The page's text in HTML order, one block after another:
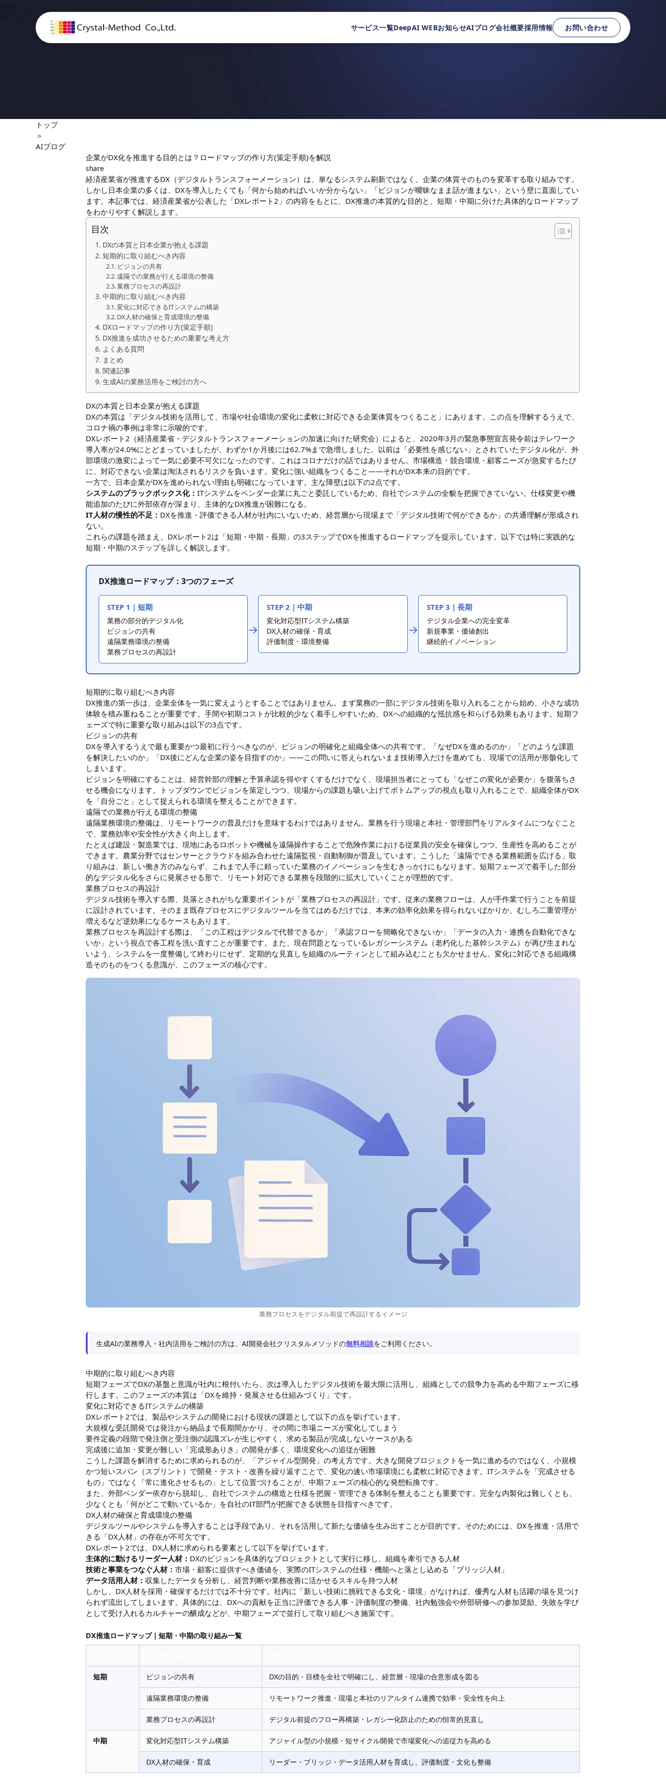
サービス一覧DeepAI WEBお知らせAIブログ会社概要採用情報 お問い合わせ
blog
AIブログ
トップ
＞
AIブログ
企業がDX化を推進する目的とは？ロードマップの作り方(策定手順)を解説
share
経済産業省が推進するDX（デジタルトランスフォーメーション）は、単なるシステム刷新ではなく、企業の体質そのものを変革する取り組みです。
しかし日本企業の多くは、DXを導入したくても「何から始めればいいか分からない」「ビジョンが曖昧なまま話が進まない」という壁に直面してい
ます。本記事では、経済産業省が公表した「DXレポート2」の内容をもとに、DX推進の本質的な目的と、短期・中期に分けた具体的なロードマップ
をわかりやすく解説します。
目次
DXの本質と日本企業が抱える課題
短期的に取り組むべき内容
ビジョンの共有
遠隔での業務が行える環境の整備
業務プロセスの再設計
中期的に取り組むべき内容
変化に対応できるITシステムの構築
DX人材の確保と育成環境の整備
DXロードマップの作り方(策定手順)
DX推進を成功させるための重要な考え方
よくある質問
まとめ
関連記事
生成AIの業務活用をご検討の方へ
DXの本質と日本企業が抱える課題
DXの本質は「デジタル技術を活用して、市場や社会環境の変化に柔軟に対応できる企業体質をつくること」にあります。この点を理解するうえで、
コロナ禍の事例は非常に示唆的です。
DXレポート2（経済産業省・デジタルトランスフォーメーションの加速に向けた研究会） によると、2020年3月の緊急事態宣言発令前はテレワーク
導入率が24.0%にとどまっていましたが、わずか1か月後には62.7%まで急増しました。以前は「必要性を感じない」とされていたデジタル化が、外
部環境の激変によって一気に必要不可欠になったのです。これはコロナだけの話ではありません。市場構造・競合環境・顧客ニーズが急変するたび
に、対応できない企業は淘汰されるリスクを負います。変化に強い組織をつくること——それがDX本来の目的です。
一方で、日本企業がDXを進められない理由も明確になっています。主な障壁は以下の2点です。
システムのブラックボックス化：ITシステムをベンダー企業に丸ごと委託しているため、自社でシステムの全貌を把握できていない。仕様変更や機
能追加のたびに外部依存が深まり、主体的なDX推進が困難になる。
IT人材の慢性的不足： DXを推進・評価できる人材が社内にいないため、経営層から現場まで「デジタル技術で何ができるか」の共通理解が形成され
ない。
これらの課題を踏まえ、DXレポート2は「短期・中期・長期」の3ステップでDXを推進するロードマップを提示しています。以下では特に実践的な
短期・中期のステップを詳しく解説します。
DX推進ロードマップ：3つのフェーズ
STEP 1｜短期
業務の部分的デジタル化
ビジョンの共有
遠隔業務環境の整備
業務プロセスの再設計
→
STEP 2｜中期
変化対応型ITシステム構築
DX人材の確保・育成
評価制度・環境整備
→
STEP 3｜長期
デジタル企業への完全変革
新規事業・価値創出
継続的イノベーション
短期的に取り組むべき内容
DX推進の第一歩は、企業全体を一気に変えようとすることではありません。まず業務の一部にデジタル技術を取り入れることから始め、小さな成功
体験を積み重ねることが重要です。手間や初期コストが比較的少なく着手しやすいため、DXへの組織的な抵抗感を和らげる効果もあります。短期フ
ェーズで特に重要な取り組みは以下の3点です。
ビジョンの共有
DXを導入するうえで最も重要かつ最初に行うべきなのが、ビジョンの明確化と組織全体への共有です。「なぜDXを進めるのか」「どのような課題
を解決したいのか」「DX後にどんな企業の姿を目指すのか」——この問いに答えられないまま技術導入だけを進めても、現場での活用が形骸化して
しまいます。
ビジョンを明確にすることは、経営幹部の理解と予算承認を得やすくするだけでなく、現場担当者にとっても「なぜこの変化が必要か」を腹落ちさ
せる機会になります。トップダウンでビジョンを策定しつつ、現場からの課題も吸い上げてボトムアップの視点も取り入れることで、組織全体がDX
を「自分ごと」として捉えられる環境を整えることができます。
遠隔での業務が行える環境の整備
遠隔業務環境の整備は、リモートワークの普及だけを意味するわけではありません。業務を行う現場と本社・管理部門をリアルタイムにつなぐこと
で、業務効率や安全性が大きく向上します。
たとえば建設・製造業では、現地にあるロボットや機械を遠隔操作することで危険作業における従業員の安全を確保しつつ、生産性を高めることが
できます。農業分野ではセンサーとクラウドを組み合わせた遠隔監視・自動制御が普及しています。こうした「遠隔でできる業務範囲を広げる」取
り組みは、新しい働き方のみならず、これまで人手に頼っていた業務のイノベーションを生むきっかけにもなります。短期フェーズで着手した部分
的なデジタル化をさらに発展させる形で、リモート対応できる業務を段階的に拡大していくことが理想的です。
業務プロセスの再設計
デジタル技術を導入する際、見落とされがちな重要ポイントが「業務プロセスの再設計」です。従来の業務フローは、人が手作業で行うことを前提
に設計されています。そのまま既存プロセスにデジタルツールを当てはめるだけでは、本来の効率化効果を得られないばかりか、むしろ二重管理が
増えるなど逆効果になるケースもあります。
業務プロセスを再設計する際は、「この工程はデジタルで代替できるか」「承認フローを簡略化できないか」「データの入力・連携を自動化できな
いか」という視点で各工程を洗い直すことが重要です。また、現在問題となっているレガシーシステム（老朽化した基幹システム）が再び生まれな
いよう、システムを一度整備して終わりにせず、定期的な見直しを組織のルーティンとして組み込むことも欠かせません。変化に対応できる組織構
造そのものをつくる意識が、このフェーズの核心です。
業務プロセスをデジタル前提で再設計するイメージ
生成AIの業務導入・社内活用をご検討の方は、AI開発会社クリスタルメソッドの無料相談をご利用ください。
中期的に取り組むべき内容
短期フェーズでDXの基盤と意識が社内に根付いたら、次は導入したデジタル技術を最大限に活用し、組織としての競争力を高める中期フェーズに移
行します。このフェーズの本質は「DXを維持・発展させる仕組みづくり」です。
変化に対応できるITシステムの構築
DXレポート2では、製品やシステムの開発における現状の課題として以下の点を挙げています。
大規模な受託開発では発注から納品まで長期間かかり、その間に市場ニーズが変化してしまう
要件定義の段階で発注側と受注側の認識ズレが生じやすく、求める製品が完成しないケースがある
完成後に追加・変更が難しい「完成形ありき」の開発が多く、環境変化への追従が困難
こうした課題を解消するために求められるのが、「アジャイル型開発」の考え方です。大きな開発プロジェクトを一気に進めるのではなく、小規模
かつ短いスパン（スプリント）で開発・テスト・改善を繰り返すことで、変化の速い市場環境にも柔軟に対応できます。ITシステムを「完成させる
もの」ではなく「常に進化させるもの」として位置づけることが、中期フェーズの核心的な発想転換です。
また、外部ベンダー依存から脱却し、自社でシステムの構造と仕様を把握・管理できる体制を整えることも重要です。完全な内製化は難しくとも、
少なくとも「何がどこで動いているか」を自社のIT部門が把握できる状態を目指すべきです。
DX人材の確保と育成環境の整備
デジタルツールやシステムを導入することは手段であり、それを活用して新たな価値を生み出すことが目的です。そのためには、DXを推進・活用で
きる「DX人材」の存在が不可欠です。
DXレポート2では、DX人材に求められる要素として以下を挙げています。
主体的に動けるリーダー人材： DXのビジョンを具体的なプロジェクトとして実行に移し、組織を牽引できる人材
技術と事業をつなぐ人材：市場・顧客に提供すべき価値を、実際のITシステムの仕様・機能へと落とし込める「ブリッジ人材」
データ活用人材： 収集したデータを分析し、経営判断や業務改善に活かせるスキルを持つ人材
しかし、DX人材を採用・確保するだけでは不十分です。社内に「新しい技術に挑戦できる文化・環境」がなければ、優秀な人材も活躍の場を見つけ
られず流出してしまいます。具体的には、DXへの貢献を正当に評価できる人事・評価制度の整備、社内勉強会や外部研修への参加奨励、失敗を学び
として受け入れるカルチャーの醸成などが、中期フェーズで並行して取り組むべき施策です。
DX推進ロードマップ｜短期・中期の取り組み一覧
短期 ビジョンの共有 DXの目的・目標を全社で明確にし、経営層・現場の合意形成を図る
遠隔業務環境の整備 リモートワーク推進・現場と本社のリアルタイム連携で効率・安全性を向上
業務プロセスの再設計 デジタル前提のフロー再構築・レガシー化防止のための恒常的見直し
中期 変化対応型ITシステム構築 アジャイル型の小規模・短サイクル開発で市場変化への追従力を高める
DX人材の確保・育成 リーダー・ブリッジ・データ活用人材を育成し、評価制度・文化も整備